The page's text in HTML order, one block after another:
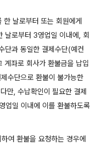
날로부터 또는 회원에게
날로부터 3영업일 이내에, 회
단과 동일한 결제수단(예컨
계좌로 회사가 환불금을 납입
수단으로 환불이 불가능한
만, 수납확인이 필요한 결제
업일 이내에 이를 환불하도록
여 환불을 요청하는 경우에